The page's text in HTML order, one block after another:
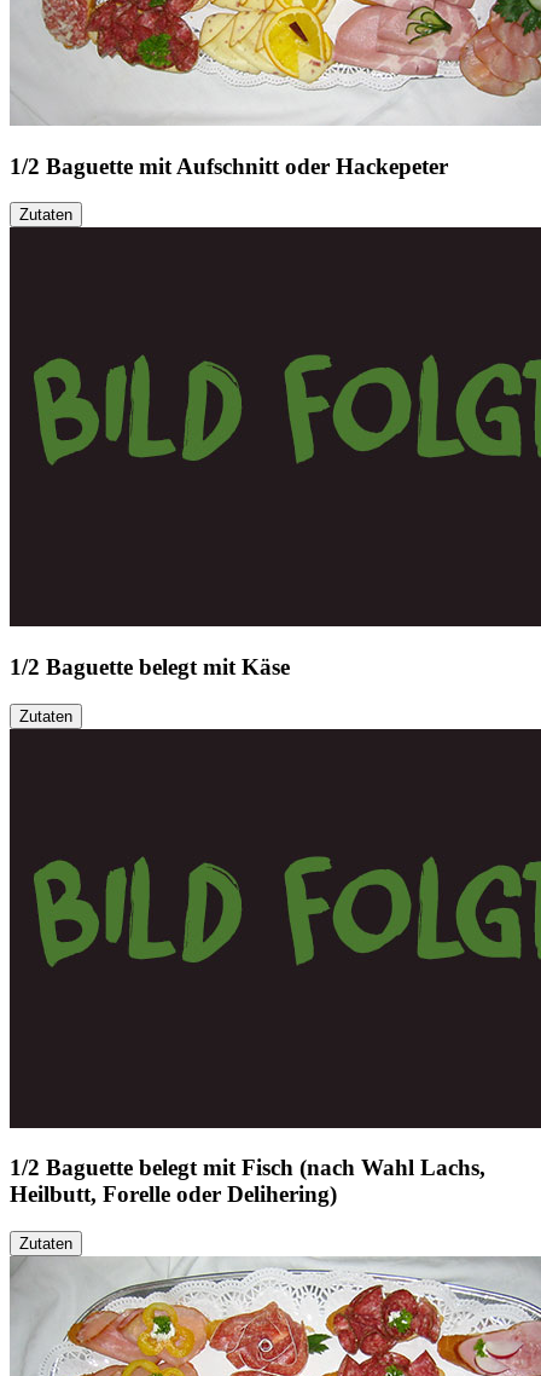
1/2 Baguette mit Aufschnitt oder Hackepeter
Zutaten
1/2 Baguette belegt mit Käse
Zutaten
1/2 Baguette belegt mit Fisch (nach Wahl Lachs,
Heilbutt, Forelle oder Delihering)
Zutaten